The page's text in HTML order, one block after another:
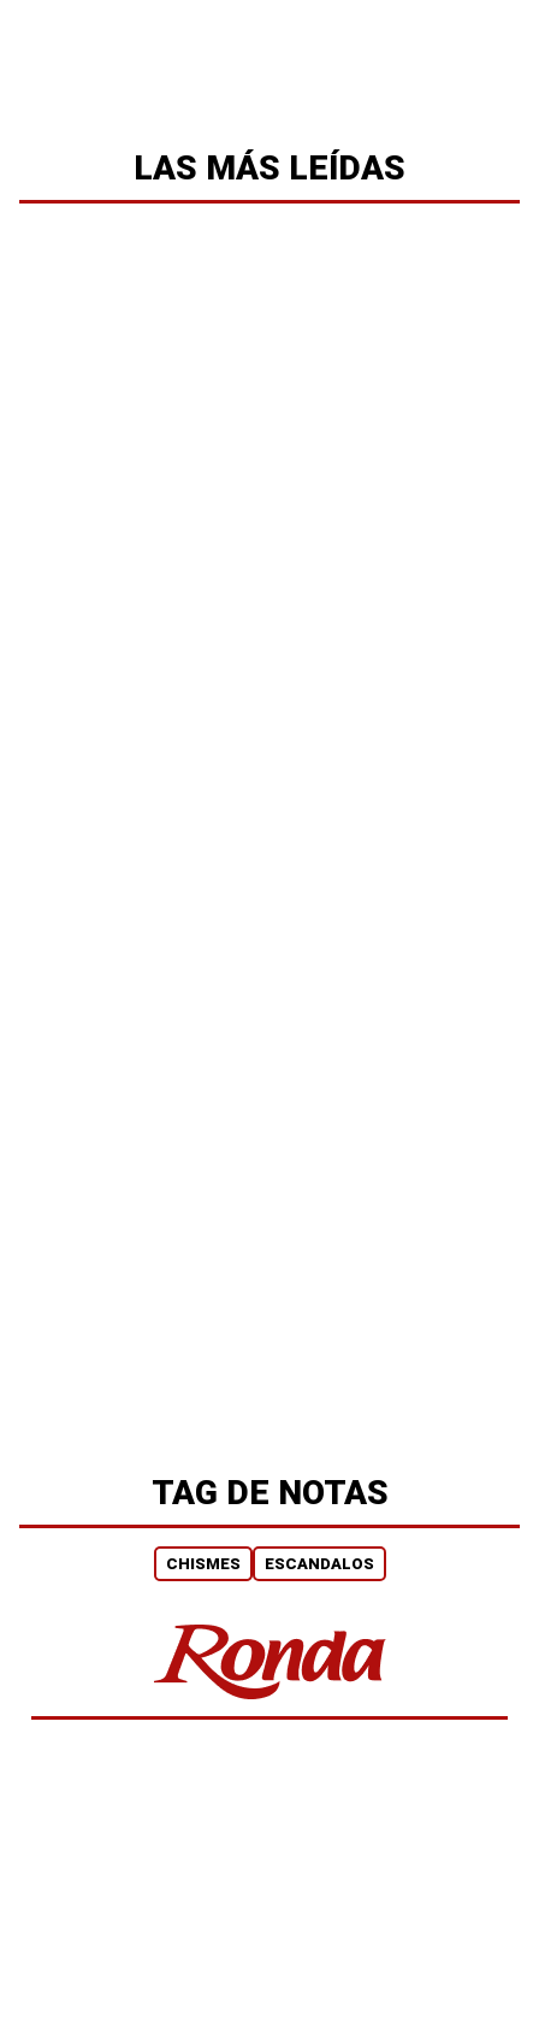
LAS MÁS LEÍDAS
TAG DE NOTAS
CHISMES ESCANDALOS